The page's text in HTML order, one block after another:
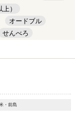
）
オードブル
せんべろ
・前島